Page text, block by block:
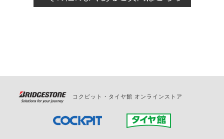
の日時変更につきましては、直接ご予約の店舗まで
コクピット・タイヤ館 オンラインストア